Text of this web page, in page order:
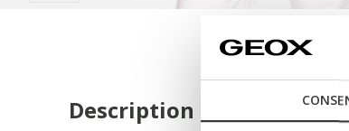
Description